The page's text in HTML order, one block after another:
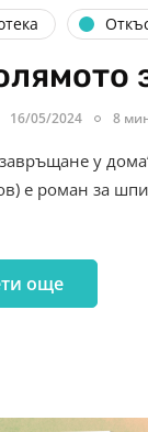
16/05/2024 8
у
е роман за
още